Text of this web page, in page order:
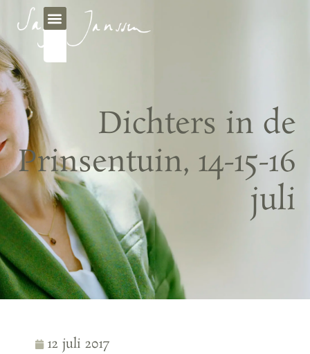
Dichters in de
Prinsentuin, 14-15-16
juli
12 juli 2017